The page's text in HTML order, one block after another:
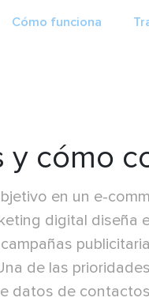
Cómo funciona
y cómo
en un e-
digital diseña
de las
datos de